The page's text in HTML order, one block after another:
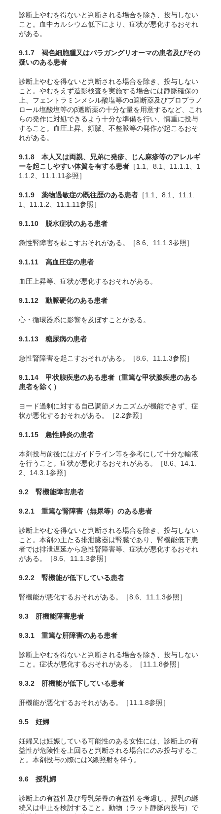
診断上やむを得ないと判断される場合を除き、投与しない
こと。血中カルシウム低下により、症状が悪化するおそれ
がある。
9.1.7 褐色細胞腫又はパラガングリオーマの患者及びその
疑いのある患者
診断上やむを得ないと判断される場合を除き、投与しない
こと。やむをえず造影検査を実施する場合には静脈確保の
上、フェントラミンメシル酸塩等のα遮断薬及びプロプラノ
ロール塩酸塩等のβ遮断薬の十分な量を用意するなど、これ
らの発作に対処できるよう十分な準備を行い、慎重に投与
すること。血圧上昇、頻脈、不整脈等の発作が起こるおそ
れがある。
9.1.8 本人又は両親、兄弟に発疹、じん麻疹等のアレルギ
ーを起こしやすい体質を有する患者 ［1.1、8.1、11.1.1、1
1.1.2、11.1.11参照］
9.1.9 薬物過敏症の既往歴のある患者 ［1.1、8.1、11.1.
1、11.1.2、11.1.11参照］
9.1.10 脱水症状のある患者
急性腎障害を起こすおそれがある。［8.6、11.1.3参照］
9.1.11 高血圧症の患者
血圧上昇等、症状が悪化するおそれがある。
9.1.12 動脈硬化のある患者
心・循環器系に影響を及ぼすことがある。
9.1.13 糖尿病の患者
急性腎障害を起こすおそれがある。［8.6、11.1.3参照］
9.1.14 甲状腺疾患のある患者（重篤な甲状腺疾患のある
患者を除く）
ヨード過剰に対する自己調節メカニズムが機能できず、症
状が悪化するおそれがある。［2.2参照］
9.1.15 急性膵炎の患者
本剤投与前後にはガイドライン等を参考にして十分な輸液
を行うこと。症状が悪化するおそれがある。［8.6、14.1.
2、14.3.1参照］
9.2 腎機能障害患者
9.2.1 重篤な腎障害（無尿等）のある患者
診断上やむを得ないと判断される場合を除き、投与しない
こと。本剤の主たる排泄臓器は腎臓であり、腎機能低下患
者では排泄遅延から急性腎障害等、症状が悪化するおそれ
がある。［8.6、11.1.3参照］
9.2.2 腎機能が低下している患者
腎機能が悪化するおそれがある。［8.6、11.1.3参照］
9.3 肝機能障害患者
9.3.1 重篤な肝障害のある患者
診断上やむを得ないと判断される場合を除き、投与しない
こと。症状が悪化するおそれがある。［11.1.8参照］
9.3.2 肝機能が低下している患者
肝機能が悪化するおそれがある。［11.1.8参照］
9.5 妊婦
妊婦又は妊娠している可能性のある女性には、診断上の有
益性が危険性を上回ると判断される場合にのみ投与するこ
と。本剤投与の際にはX線照射を伴う。
9.6 授乳婦
診断上の有益性及び母乳栄養の有益性を考慮し、授乳の継
続又は中止を検討すること。動物（ラット静脈内投与）で